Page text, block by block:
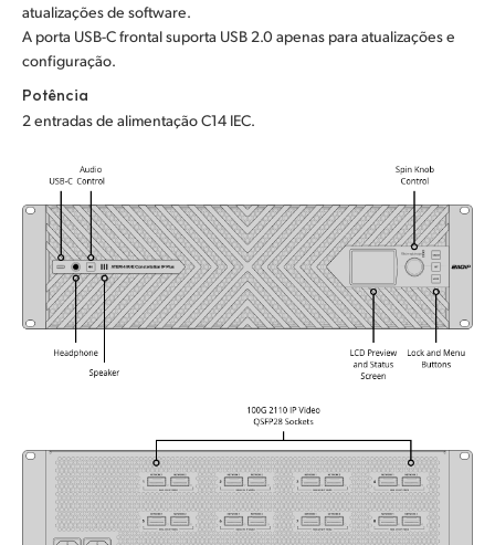
atualizações de software.
A porta USB-C frontal suporta USB 2.0 apenas para atualizações e
configuração.
Potência
2 entradas de alimentação C14 IEC.